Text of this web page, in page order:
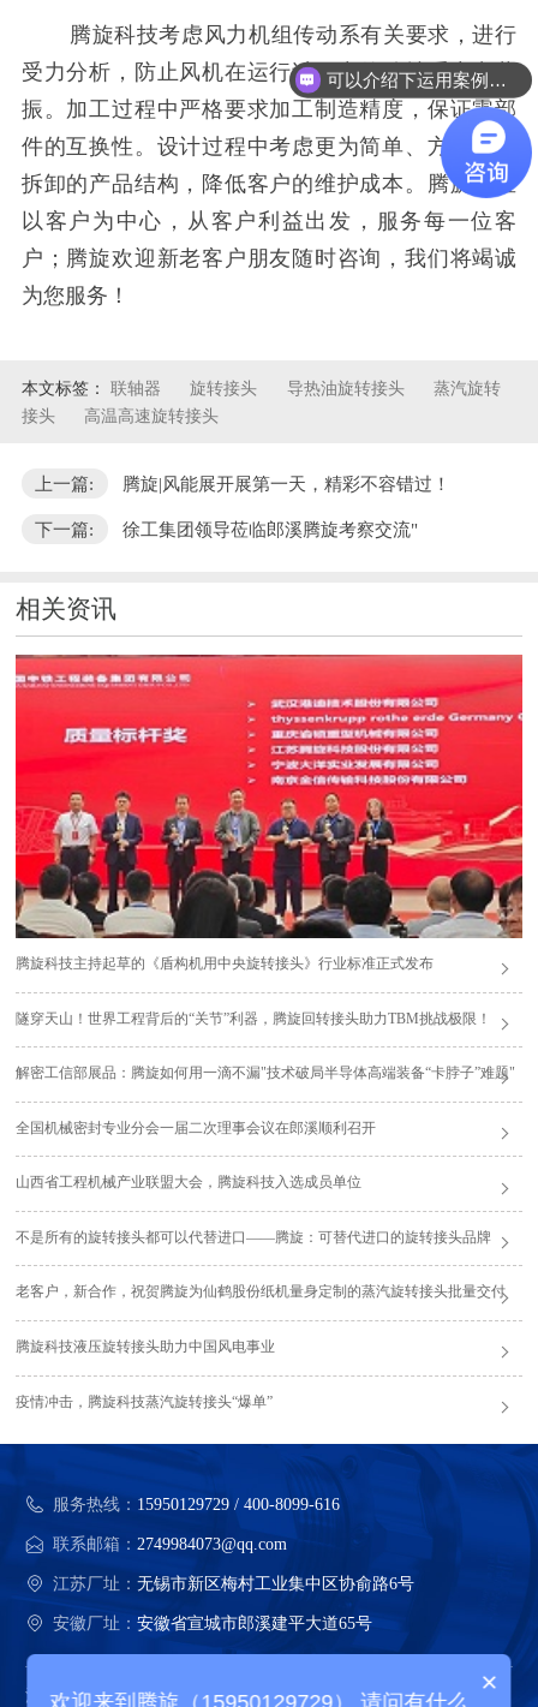
腾旋科技考虑风力机组传动系有关要求，进行
受力分析，防止风机在运行过程中传动轴系产出共
振。加工过程中严格要求加工制造精度，保证零部
件的互换性。设计过程中考虑更为简单、方便维护
拆卸的产品结构，降低客户的维护成本。腾旋一直
以客户为中心，从客户利益出发，服务每一位客
户；腾旋欢迎新老客户朋友随时咨询，我们将竭诚
为您服务！
本文标签： 联轴器 旋转接头 导热油旋转接头
蒸汽旋转
接头
高温高速旋转接头
上一篇: 腾旋|风能展开展第一天，精彩不容错过！
下一篇: 徐工集团领导莅临郎溪腾旋考察交流"
相关资讯
腾旋科技主持起草的《盾构机用中央旋转接头》行业标准正式发布
隧穿天山！世界工程背后的“关节”利器，腾旋回转接头助力TBM挑战极限！
解密工信部展品：腾旋如何用一滴不漏"技术破局半导体高端装备“卡脖子”难题"
全国机械密封专业分会一届二次理事会议在郎溪顺利召开
山西省工程机械产业联盟大会，腾旋科技入选成员单位
不是所有的旋转接头都可以代替进口——腾旋：可替代进口的旋转接头品牌
老客户，新合作，祝贺腾旋为仙鹤股份纸机量身定制的蒸汽旋转接头批量交付
腾旋科技液压旋转接头助力中国风电事业
疫情冲击，腾旋科技蒸汽旋转接头“爆单”
服务热线： 15950129729 / 400-8099-616
联系邮箱： 2749984073@qq.com
江苏厂址：无锡市新区梅村工业集中区协俞路6号
安徽厂址：安徽省宣城市郎溪建平大道65号
江苏腾旋科技股份有限公司 版权所有
可以介绍下运用案例么？
×